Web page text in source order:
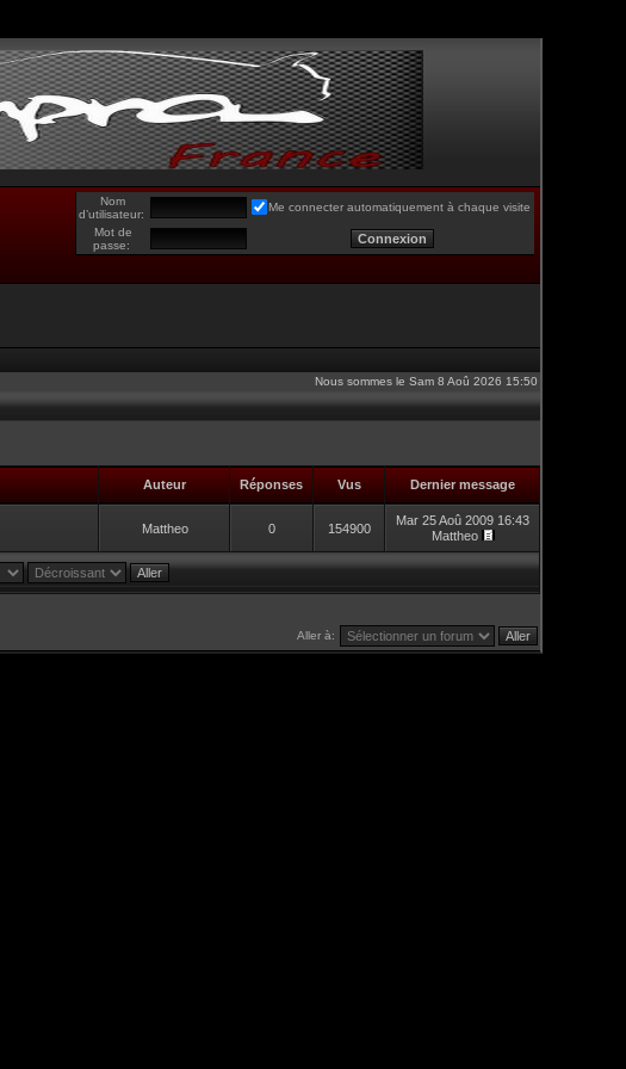
Nom
d’utilisateur:
Me connecter automatiquement à chaque visite
Mot de
passe:
Nous sommes le Sam 8 Aoû 2026 15:50
Auteur Réponses Vus Dernier message
Mattheo 0 154900
Mar 25 Aoû 2009 16:43
Mattheo
Aller à: